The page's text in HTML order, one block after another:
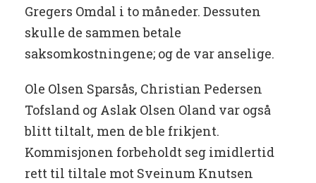
Gregers Omdal i to måneder. Dessuten
skulle de sammen betale
saksomkostningene; og de var anselige.
Ole Olsen Sparsås, Christian Pedersen
Tofsland og Aslak Olsen Oland var også
blitt tiltalt, men de ble frikjent.
Kommisjonen forbeholdt seg imidlertid
rett til tiltale mot Sveinum Knutsen